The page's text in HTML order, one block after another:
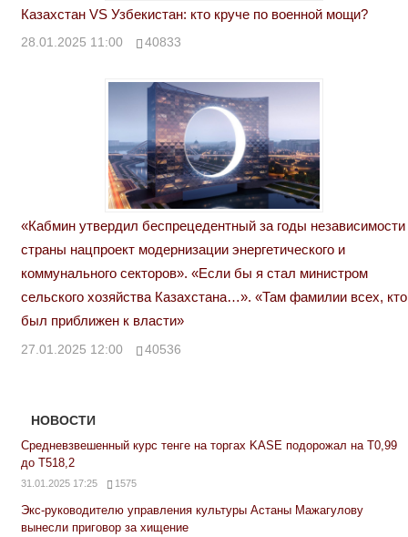
Казахстан VS Узбекистан: кто круче по военной мощи?
28.01.2025 11:00 40833
«Кабмин утвердил беспрецедентный за годы независимости
страны нацпроект модернизации энергетического и
коммунального секторов». «Если бы я стал министром
сельского хозяйства Казахстана…». «Там фамилии всех, кто
был приближен к власти»
27.01.2025 12:00 40536
НОВОСТИ
Средневзвешенный курс тенге на торгах KASE подорожал на Т0,99
до Т518,2
31.01.2025 17:25 1575
Экс-руководителю управления культуры Астаны Мажагулову
вынесли приговор за хищение